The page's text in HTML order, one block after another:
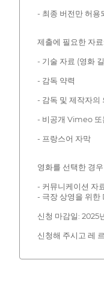
- 최종 버전만 허용
제출에 필요한 자료:
- 기술 자료 (영화
- 감독 약력
- 감독 및 제작자의
- 비공개 Vimeo 또
- 프랑스어 자막
영화를 선택한 경
- 커뮤니케이션 자
- 극장 상영을 위한
신청 마감일: 2025
신청해 주시고 레